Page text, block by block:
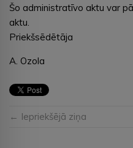
Šo administratīvo aktu var
aktu.
Priekšsēdētāja
A. Ozola
← Iepriekšējā ziņa